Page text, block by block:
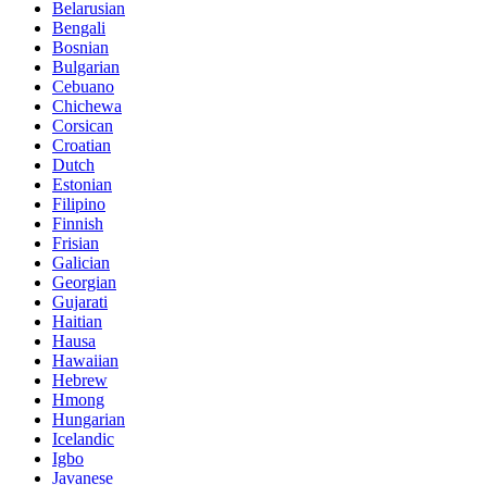
Belarusian
Bengali
Bosnian
Bulgarian
Cebuano
Chichewa
Corsican
Croatian
Dutch
Estonian
Filipino
Finnish
Frisian
Galician
Georgian
Gujarati
Haitian
Hausa
Hawaiian
Hebrew
Hmong
Hungarian
Icelandic
Igbo
Javanese